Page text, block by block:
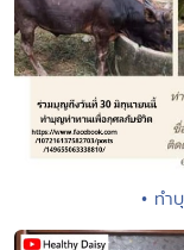
• ทำ